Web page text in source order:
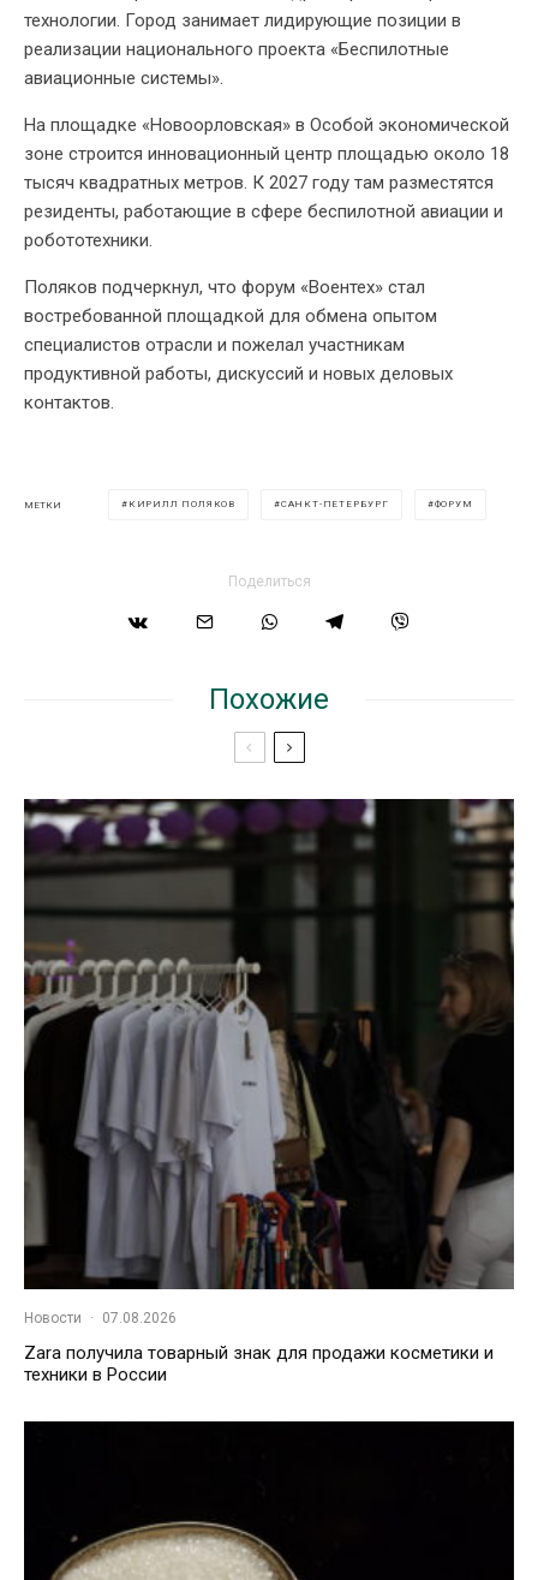
технологии. Город занимает лидирующие позиции в
реализации национального проекта «Беспилотные
авиационные системы».
На площадке «Новоорловская» в Особой экономической
зоне строится инновационный центр площадью около 18
тысяч квадратных метров. К 2027 году там разместятся
резиденты, работающие в сфере беспилотной авиации и
робототехники.
Поляков подчеркнул, что форум «Воентех» стал
востребованной площадкой для обмена опытом
специалистов отрасли и пожелал участникам
продуктивной работы, дискуссий и новых деловых
контактов.
МЕТКИ КИРИЛЛ ПОЛЯКОВ САНКТ-ПЕТЕРБУРГ ФОРУМ
Поделиться
Похожие
Новости · 07.08.2026
Zara получила товарный знак для продажи косметики и
техники в России